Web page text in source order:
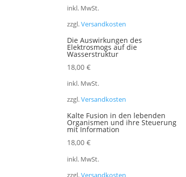
inkl. MwSt.
zzgl.Versandkosten
Die Auswirkungen des
Elektrosmogs auf die
Wasserstruktur
18,00€
inkl. MwSt.
zzgl.Versandkosten
Kalte Fusion in den lebenden
Organismen und ihre Steuerung
mit Information
18,00€
inkl. MwSt.
zzgl.Versandkosten